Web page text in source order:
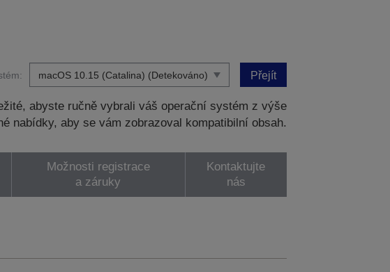
Přejít
abyste ručně vybrali váš operační systém z výše
nabídky, aby se vám zobrazoval kompatibilní obsah.
Možnosti registrace
a záruky
Kontaktujte
nás